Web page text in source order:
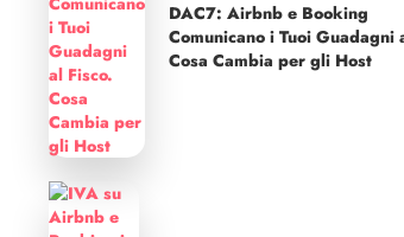
DAC7: Airbnb e Booking
Comunicano i Tuoi Guadagni
Cosa Cambia per gli Host